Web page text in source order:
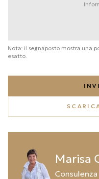
Nota: il segnaposto mostra una
esatto.
Marisa